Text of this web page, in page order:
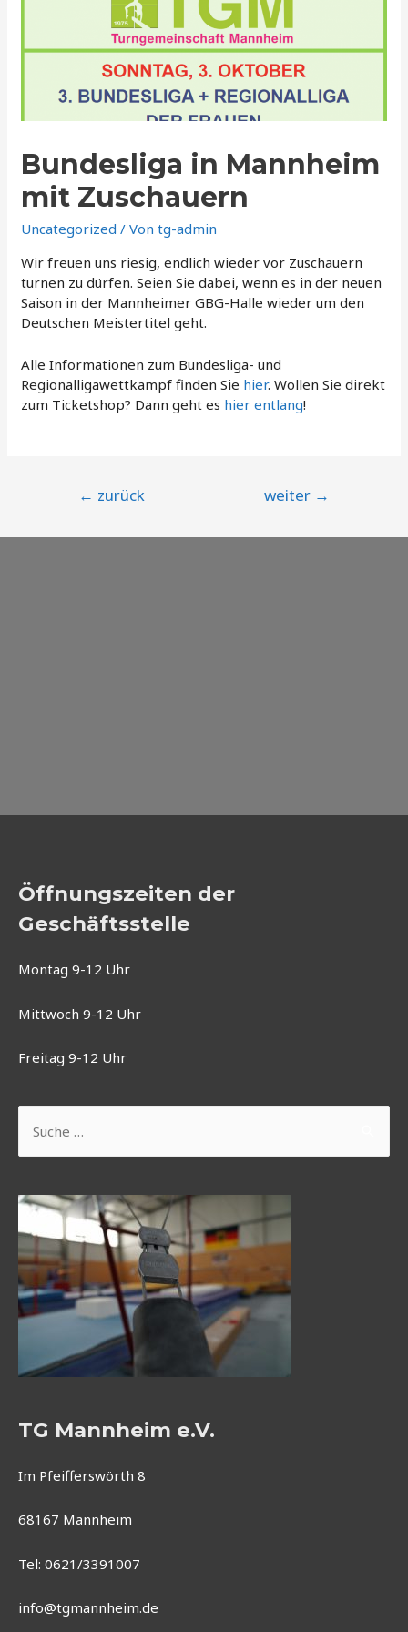
Bundesliga in Mannheim
mit Zuschauern
Uncategorized / Vontg-admin
Wir freuen uns riesig, endlich wieder vor Zuschauern
turnen zu dürfen. Seien Sie dabei, wenn es in der neuen
Saison in der Mannheimer GBG-Halle wieder um den
Deutschen Meistertitel geht.
Alle Informationen zum Bundesliga- und
Regionalligawettkampf finden Sie hier. Wollen Sie direkt
zum Ticketshop? Dann geht es hier entlang!
Beitragsnavigation
← zurück weiter →
Öffnungszeiten der
Geschäftsstelle
Montag 9-12 Uhr
Mittwoch 9-12 Uhr
Freitag 9-12 Uhr
nach:
TG Mannheim e.V.
Im Pfeifferswörth 8
68167 Mannheim
Tel: 0621/3391007
info@tgmannheim.de